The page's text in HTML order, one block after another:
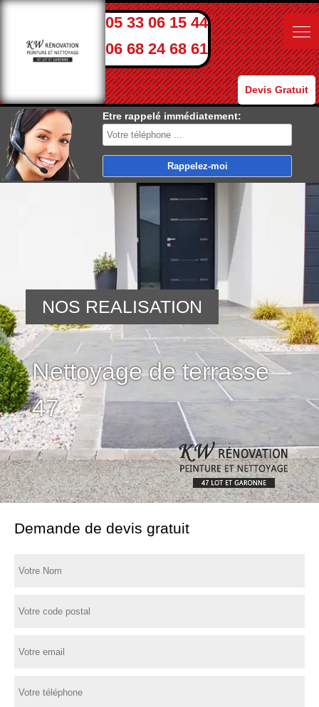
05 33 06 15 44
06 68 24 68 61
Devis Gratuit
Etre rappelé immédiatement:
Nettoyage de terrasse
47
NOS REALISATION
Demande de devis gratuit